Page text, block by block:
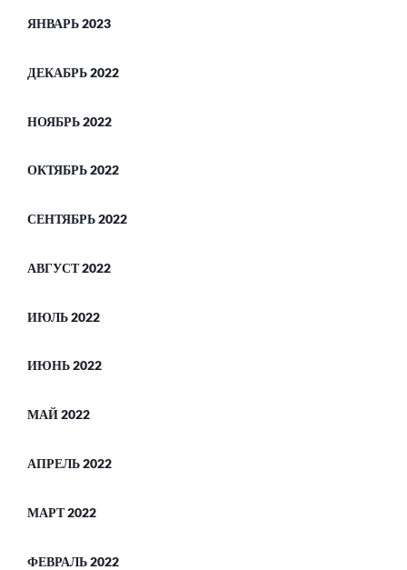
ЯНВАРЬ 2023
ДЕКАБРЬ 2022
НОЯБРЬ 2022
ОКТЯБРЬ 2022
СЕНТЯБРЬ 2022
АВГУСТ 2022
ИЮЛЬ 2022
ИЮНЬ 2022
МАЙ 2022
АПРЕЛЬ 2022
МАРТ 2022
ФЕВРАЛЬ 2022